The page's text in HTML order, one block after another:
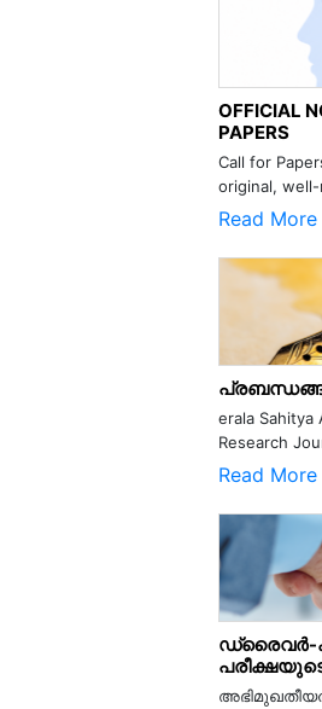
OFFICIAL
PAPERS
Call for
original,
Read More
erala Sahitya
Research
Read More
ഡ്രൈവർ-
പരീക്ഷയുടെ